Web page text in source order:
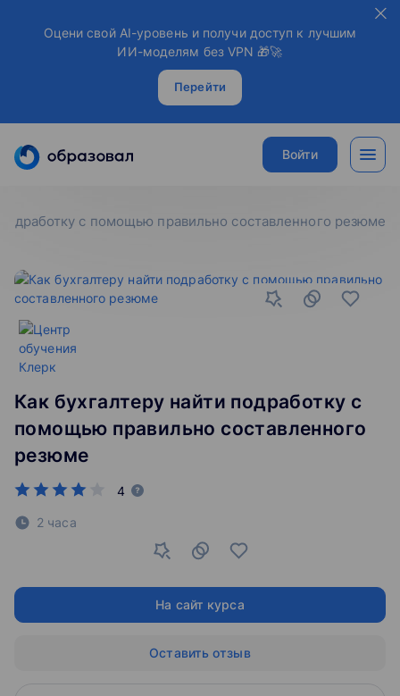
Оцени свой AI-уровень и получи доступ к лучшим
ИИ-моделям без VPN 🎁🚀
Перейти
Войти
с помощью правильно составленного резюме
Как бухгалтеру найти подработку с
помощью правильно составленного
резюме
4
2 часа
На сайт курса
Оставить отзыв